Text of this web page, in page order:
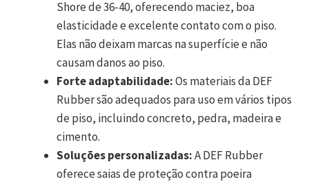
Shore de 36-40, oferecendo maciez, boa
elasticidade e excelente contato com o piso.
Elas não deixam marcas na superfície e não
causam danos ao piso.
Forte adaptabilidade:Os materiais da DEF
Rubber são adequados para uso em vários tipos
de piso, incluindo concreto, pedra, madeira e
cimento.
Soluções personalizadas:A DEF Rubber
oferece saias de proteção contra poeira